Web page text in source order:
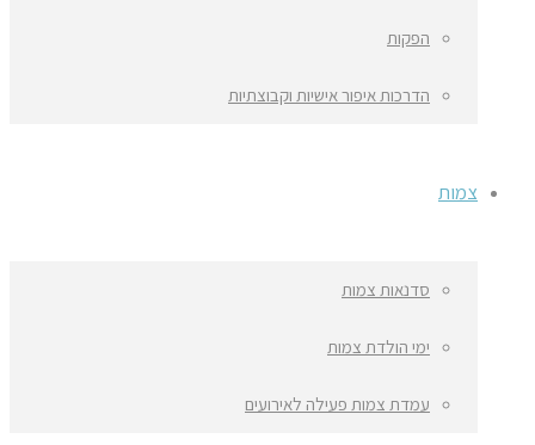
הפקות
הדרכות איפור אישיות וקבוצתיות
צמות
סדנאות צמות
ימי הולדת צמות
עמדת צמות פעילה לאירועים